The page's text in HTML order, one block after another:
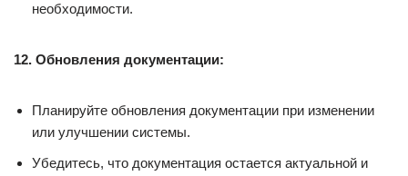
необходимости.
12. Обновления документации:
Планируйте обновления документации при изменении
или улучшении системы.
Убедитесь, что документация остается актуальной и